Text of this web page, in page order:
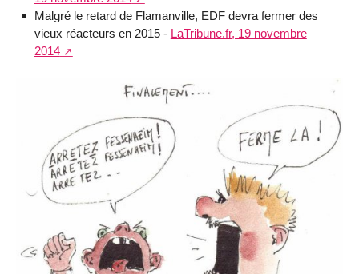
Malgré le retard de Flamanville, EDF devra fermer des
vieux réacteurs en 2015 - LaTribune.fr, 19 novembre
2014